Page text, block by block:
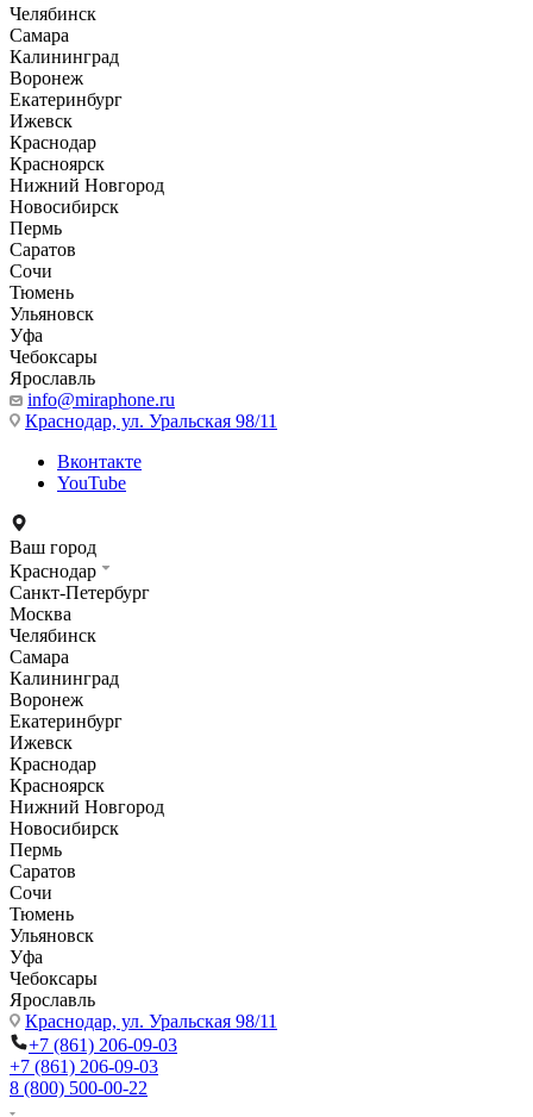
Челябинск
Самара
Калининград
Воронеж
Екатеринбург
Ижевск
Краснодар
Красноярск
Нижний Новгород
Новосибирск
Пермь
Саратов
Сочи
Тюмень
Ульяновск
Уфа
Чебоксары
Ярославль
info@miraphone.ru
Краснодар, ул. Уральская 98/11
Вконтакте
YouTube
Ваш город
Краснодар
Санкт-Петербург
Москва
Челябинск
Самара
Калининград
Воронеж
Екатеринбург
Ижевск
Краснодар
Красноярск
Нижний Новгород
Новосибирск
Пермь
Саратов
Сочи
Тюмень
Ульяновск
Уфа
Чебоксары
Ярославль
Краснодар, ул. Уральская 98/11
+7 (861) 206-09-03
+7 (861) 206-09-03
8 (800) 500-00-22